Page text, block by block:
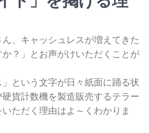
ん、キャッシュレスが増えてきた
？」とお声がけいただくことが
」という文字が日々紙面に踊る状
貨計数機を製造販売するテラー
ただく理由はよ～くわかりま